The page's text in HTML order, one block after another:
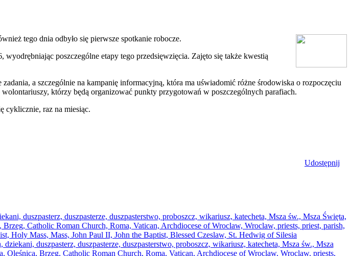
tego dnia odbyło się pierwsze spotkanie robocze.
poszczególne etapy tego przedsięwzięcia. Zajęto się także kwestią
a szczególnie na kampanię informacyjną, która ma uświadomić różne środowiska o rozpoczęciu
którzy będą organizować punkty przygotowań w poszczególnych parafiach.
cyklicznie, raz na miesiąc.
Udostępnij